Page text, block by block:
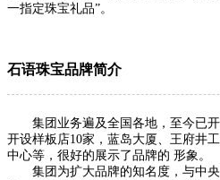
一指定珠宝礼品”。
石语珠宝品牌简介
集团业务遍及全国各地，至今已开
开设样板店10家，蓝岛大厦、王府井
中心等，很好的展示了品牌的 形象。
集团为扩大品牌的知名度，与中央